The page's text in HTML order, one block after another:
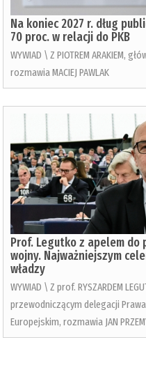
Na koniec 2027 r. dług
70 proc. w relacji do PKB
WYWIAD \ Z PIOTREM ARAKIEM,
rozmawia MACIEJ PAWLAK
Prof. Legutko z apelem do
wojny. Najważniejszym
władzy
WYWIAD \ Z prof. RYSZARDEM
przewodniczącym delegacji
Europejskim, rozmawia JAN